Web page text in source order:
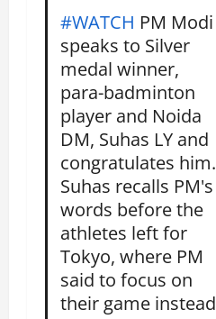
#WATCH PM Modi
speaks to Silver
medal winner,
para-badminton
player and Noida
DM, Suhas LY and
congratulates him.
Suhas recalls PM's
words before the
athletes left for
Tokyo, where PM
said to focus on
their game instead